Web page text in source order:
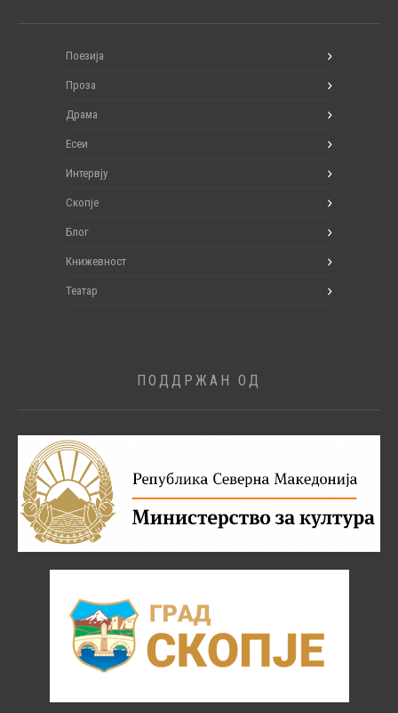
Поезија
Проза
Драма
Есеи
Интервју
Скопје
Блог
Книжевност
Театар
ПОДДРЖАН ОД